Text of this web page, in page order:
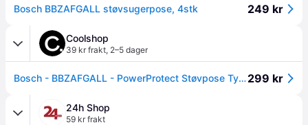
Bosch BBZAFGALL støvsugerpose, 4stk 249 kr
Coolshop
39 kr frakt, 2–5 dager
Bosch - BBZAFGALL - PowerProtect Støvpose Type G ALL - 4 Poser & Filter299 kr
24h Shop
59 kr frakt